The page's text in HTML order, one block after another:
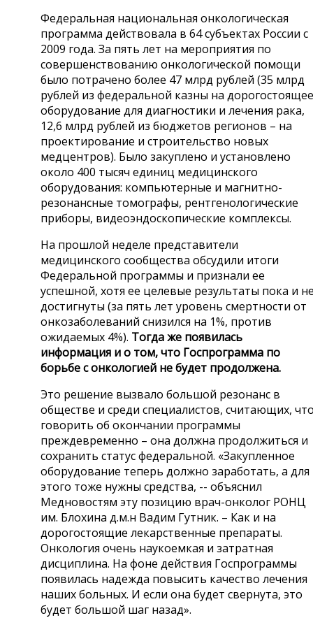
Федеральная национальная онкологическая
программа действовала в 64 субъектах России с
2009 года. За пять лет на мероприятия по
совершенствованию онкологической помощи
было потрачено более 47 млрд рублей (35 млрд
рублей из федеральной казны на дорогостоящее
оборудование для диагностики и лечения рака,
12,6 млрд рублей из бюджетов регионов – на
проектирование и строительство новых
медцентров). Было закуплено и установлено
около 400 тысяч единиц медицинского
оборудования: компьютерные и магнитно-
резонансные томографы, рентгенологические
приборы, видеоэндоскопические комплексы.
На прошлой неделе представители
медицинского сообщества обсудили итоги
Федеральной программы и признали ее
успешной, хотя ее целевые результаты пока и
достигнуты (за пять лет уровень смертности от
онкозаболеваний снизился на 1%, против
ожидаемых 4%). Тогда же появилась
информация и о том, что Госпрограмма по
борьбе с онкологией не будет продолжена.
Это решение вызвало большой резонанс в
обществе и среди специалистов, считающих,
говорить об окончании программы
преждевременно – она должна продолжиться и
сохранить статус федеральной. «Закупленное
оборудование теперь должно заработать, а для
этого тоже нужны средства, -- объяснил
Медновостям эту позицию врач-онколог РОНЦ
им. Блохина д.м.н Вадим Гутник. – Как и на
дорогостоящие лекарственные препараты.
Онкология очень наукоемкая и затратная
дисциплина. На фоне действия Госпрограммы
появилась надежда повысить качество лечения
наших больных. И если она будет свернута, это
будет большой шаг назад».